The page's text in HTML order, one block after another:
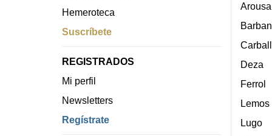
Hemeroteca
Suscríbete
REGISTRADOS
Mi perfil
Newsletters
Regístrate
Arousa
Deza
Ferrol
Lemos
Lugo